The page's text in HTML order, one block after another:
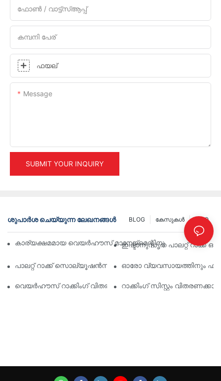
ഫോൺ / വാട്ട്സ്ആപ്പ്
കമ്പനി പേര്
ഫയല്
Message
SUBMIT YOUR INQUIRY
ശുപാർശ ചെയ്യുന്ന ലേഖനങ്ങൾ INFO
കേസുകൾ
BLOG
കാര്യക്ഷമമായ വെയർഹൗസ് മാനേജ്മെന്റിനുള്ള മികച്ച
ഇഷ്ടാനുസൃത പാലറ്റ് റാക്ക്
പാലറ്റ് റാക്ക് സൊല്യൂഷൻസിന്റെ ഭാവി: ട്രെൻഡുകളും
ഓരോ വ്യവസായത്തിനും
വെയർഹൗസ് റാക്കിംഗ് വിതരണക്കാർ: എന്താണ് ശ്രദ്ധിക്കേണ്ടത്
റാക്കിംഗ് സിസ്റ്റം